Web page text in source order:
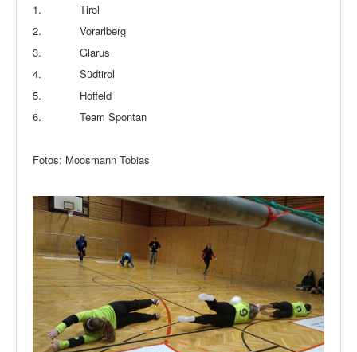
1. Tirol
2. Vorarlberg
3. Glarus
4. Südtirol
5. Hoffeld
6. Team Spontan
Fotos: Moosmann Tobias